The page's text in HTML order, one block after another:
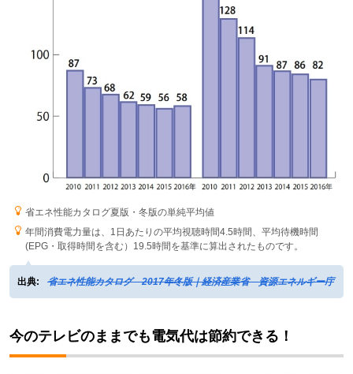
省エネ性能カタログ夏版・冬版の単純平均値
年間消費電力量は、1日あたりの平均視聴時間4.5時間、平均待機時間
(EPG・取得時間を含む）19.5時間を基準に算出されたものです。
出典: 省エネ性能カタログ 2017年冬版｜経済産業省 資源エネルギー庁
今のテレビのままでも電気代は節約できる！